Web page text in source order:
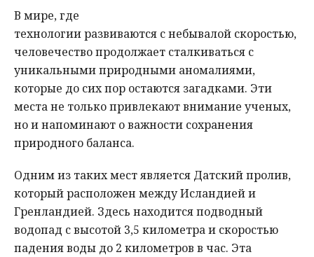
В мире, где
технологии развиваются с небывалой скоростью,
человечество продолжает сталкиваться с
уникальными природными аномалиями,
которые до сих пор остаются загадками. Эти
места не только привлекают внимание ученых,
но и напоминают о важности сохранения
природного баланса.
Одним из таких мест является Датский пролив,
который расположен между Исландией и
Гренландией. Здесь находится подводный
водопад с высотой 3,5 километра и скоростью
падения воды до 2 километров в час. Эта